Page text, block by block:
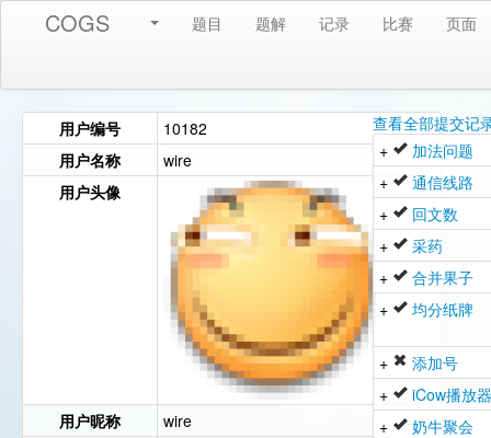
COGS 题目 题解 记录 比赛 页面
用户编号
10182
用户名称
wire
用户头像
用户昵称
wire
查看全部提交记
+
加法问题
+
通信线路
+
回文数
+
采药
+
合并果子
+
均分纸牌
+
添加号
+
iCow播放器
+
奶牛聚会